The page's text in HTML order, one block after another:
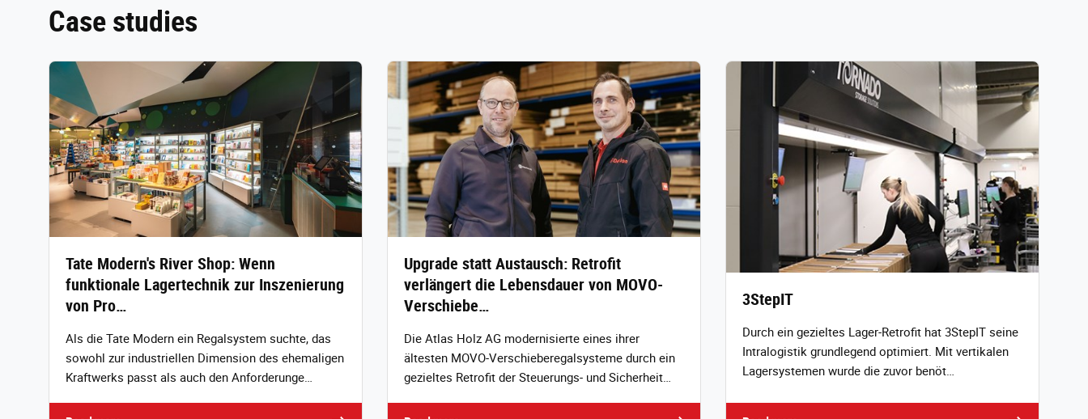
Case studies
Tate Modern's River Shop: Wenn
funktionale Lagertechnik zur Inszenierung
von Pro…
Als die Tate Modern ein Regalsystem suchte, das
sowohl zur industriellen Dimension des ehemaligen
Kraftwerks passt als auch den Anforderunge…
Upgrade statt Austausch: Retrofit
verlängert die Lebensdauer von MOVO-
Verschiebe…
Die Atlas Holz AG modernisierte eines ihrer
ältesten MOVO‑Verschieberegalsysteme durch ein
gezieltes Retrofit der Steuerungs‑ und Sicherheit…
3StepIT
Durch ein gezieltes Lager‑Retrofit hat 3StepIT seine
Intralogistik grundlegend optimiert. Mit vertikalen
Lagersystemen wurde die zuvor benöt…